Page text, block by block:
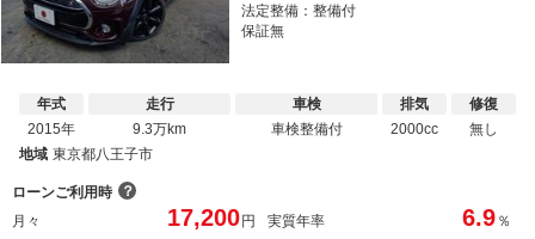
法定整備：整備付
保証無
年式
2015年
走行
9.3万km
車検
車検整備付
排気
2000cc
修復
無し
地域 東京都八王子市
ローンご利用時 ？
月々
17,200円 実質年率 6.9 ％